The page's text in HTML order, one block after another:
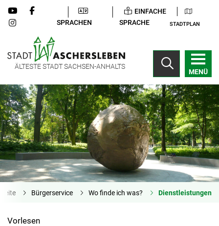
SPRACHEN
EINFACHE
SPRACHE
STADTPLAN
ÄLTESTE STADT SACHSEN-ANHALTS
MENÜ
Bürgerservice Wo finde ich was? Dienstleistungen
Vorlesen